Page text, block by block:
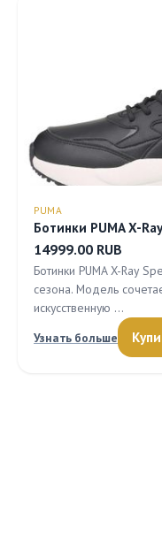
PUMA
Ботинки PUMA X-
14999.00 RUB
Ботинки PUMA X-Ray
сезона. Модель
искусственную …
Узнать больше